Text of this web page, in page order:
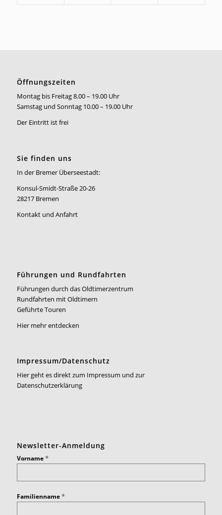
Öffnungszeiten
Montag bis Freitag 8.00 – 19.00 Uhr
Samstag und Sonntag 10.00 – 19.00 Uhr
Der Eintritt ist frei
Sie finden uns
In der Bremer Überseestadt:
Konsul-Smidt-Straße 20-26
28217 Bremen
Kontakt und Anfahrt
Führungen und Rundfahrten
Führungen durch das Oldtimerzentrum
Rundfahrten mit Oldtimern
Geführte Touren
Hier mehr entdecken
Impressum/Datenschutz
Hier geht es direkt zum Impressum und zur
Datenschutzerklärung
Newsletter-Anmeldung
Vorname*
Familienname*